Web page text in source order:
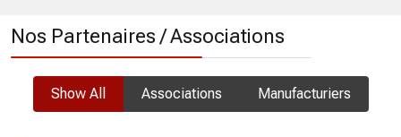
Nos Partenaires / Associations
Show All Associations Manufacturiers